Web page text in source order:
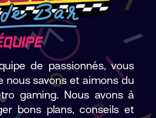
de passionnés, vous
nous savons et aimons du
gaming. Nous avons à
bons plans, conseils et